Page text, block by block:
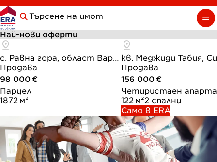
Търсене на имот
само нагоре!
Най-нови оферти
с. Равна гора, област Варна
Продава
98 000 €
Парцел
1872 м²
Продава
156 000 €
Четиристаен
122 м²2 спални
Само в ERA